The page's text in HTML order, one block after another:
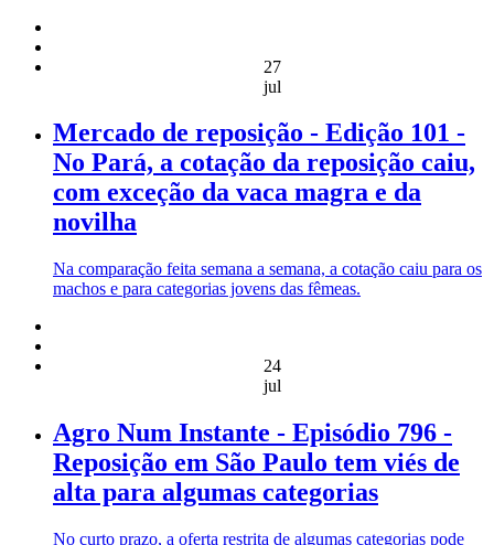
27
jul
Mercado de reposição - Edição 101 -
No Pará, a cotação da reposição caiu,
com exceção da vaca magra e da
novilha
Na comparação feita semana a semana, a cotação caiu para os
machos e para categorias jovens das fêmeas.
24
jul
Agro Num Instante - Episódio 796 -
Reposição em São Paulo tem viés de
alta para algumas categorias
No curto prazo, a oferta restrita de algumas categorias pode